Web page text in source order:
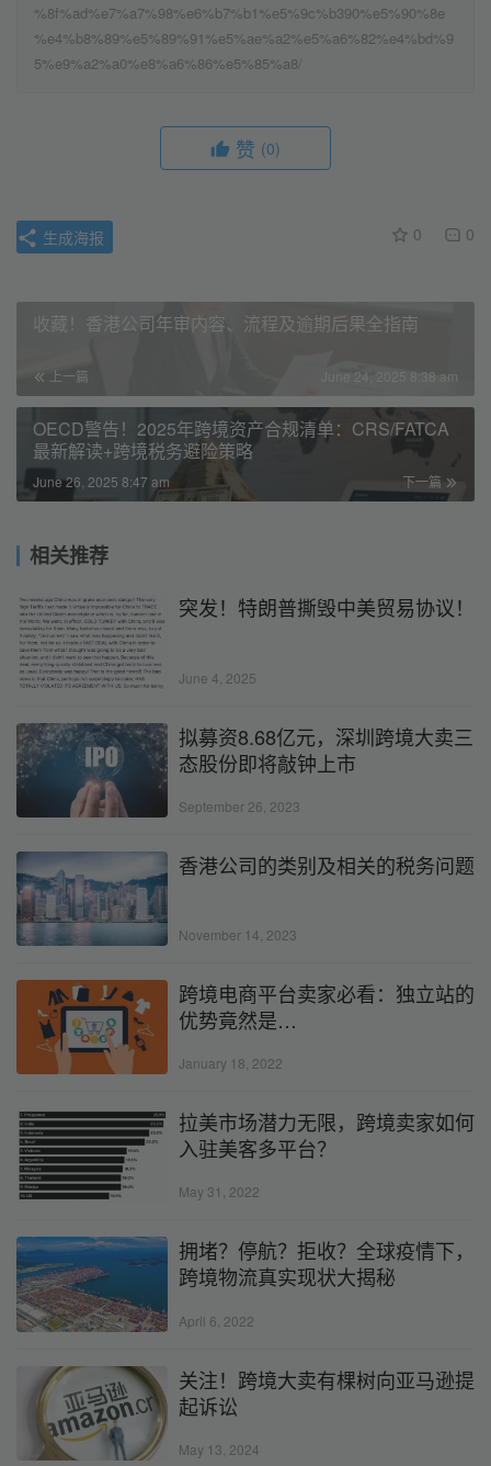
%8f%ad%e7%a7%98%e6%b7%b1%e5%9c%b390%e5%90%8e
%e4%b8%89%e5%89%91%e5%ae%a2%e5%a6%82%e4%bd%9
5%e9%a2%a0%e8%a6%86%e5%85%a8/
赞 (0)
0 0
生成海报
收藏！香港公司年审内容、流程及逾期后果全指南
上一篇 June 24, 2025 8:38 am
OECD警告！2025年跨境资产合规清单：CRS/FATCA
最新解读+跨境税务避险策略
下一篇
June 26, 2025 8:47 am
相关推荐
突发！特朗普撕毁中美贸易协议！
June 4, 2025
拟募资8.68亿元，深圳跨境大卖三
态股份即将敲钟上市
September 26, 2023
香港公司的类别及相关的税务问题
November 14, 2023
跨境电商平台卖家必看：独立站的
优势竟然是…
January 18, 2022
拉美市场潜力无限，跨境卖家如何
入驻美客多平台？
May 31, 2022
拥堵？停航？拒收？全球疫情下，
跨境物流真实现状大揭秘
April 6, 2022
关注！跨境大卖有棵树向亚马逊提
起诉讼
May 13, 2024